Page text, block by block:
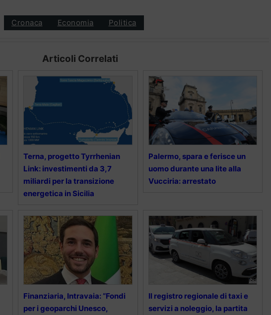
Cronaca Economia Politica
Articoli Correlati
Terna, progetto Tyrrhenian
Link: investimenti da 3,7
miliardi per la transizione
energetica in Sicilia
Palermo, spara e ferisce un
uomo durante una lite alla
Vucciria: arrestato
Finanziaria, Intravaia: “Fondi
per i geoparchi Unesco,
Il registro regionale di taxi e
servizi a noleggio, la partita